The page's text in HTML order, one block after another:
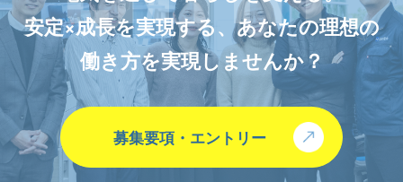
安定×成長を実現する、あなたの理想の
働き方を実現しませんか？
募集要項・エントリー